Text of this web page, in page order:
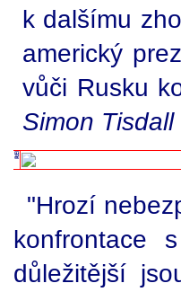
k dalšímu
americký
vůči Rusku
Simon
"Hrozí
konfrontace
důležitější